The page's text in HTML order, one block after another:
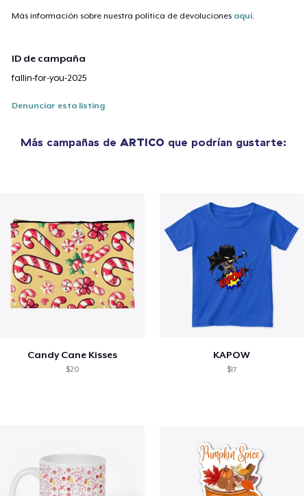
Más información sobre nuestra política de devoluciones aquí.
ID de campaña
fallin-for-you-2025
Denunciar esta listing
Más campañas de ARTICO que podrían gustarte:
Candy Cane Kisses
$20
KAPOW
$17